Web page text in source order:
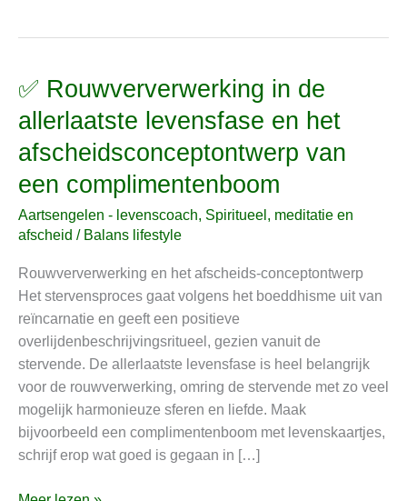
✅ Rouwververwerking in de
allerlaatste levensfase en het
afscheidsconceptontwerp van
een complimentenboom
Aartsengelen - levenscoach, Spiritueel, meditatie en
afscheid / Balans lifestyle
Rouwververwerking en het afscheids-conceptontwerp
Het stervensproces gaat volgens het boeddhisme uit van
reïncarnatie en geeft een positieve
overlijdenbeschrijvingsritueel, gezien vanuit de
stervende. De allerlaatste levensfase is heel belangrijk
voor de rouwverwerking, omring de stervende met zo veel
mogelijk harmonieuze sferen en liefde. Maak
bijvoorbeeld een complimentenboom met levenskaartjes,
schrijf erop wat goed is gegaan in […]
✅
in
de
levensfase
en
het
afscheidsconceptontwerp
van
een
complimentenboom